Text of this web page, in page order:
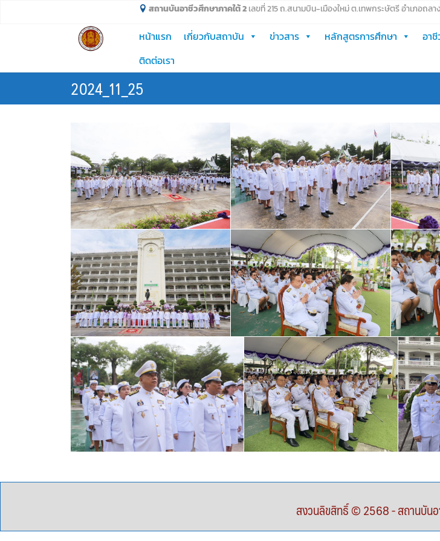
สถานบันอาชีวศึกษาภาคใต้ 2เลขที่ 215 ถ.สนามบิน-เมืองใหม่ ต.เทพกระษัตรี อำเภอถลา
หน้าแรก เกี่ยวกับสถาบัน ข่าวสาร หลักสูตรการศึกษา อา
ติดต่อเรา
2024_11_25
สงวนลิขสิทธิ์ © 2568 - สถานบัน